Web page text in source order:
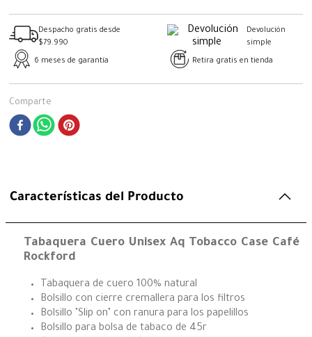
Despacho gratis desde
$79.990
Devolución
simple
6 meses de garantía Retira gratis en tienda
Comparte
Características del Producto
Tabaquera Cuero Unisex Aq Tobacco Case Café
Rockford
Tabaquera de cuero 100% natural
Bolsillo con cierre cremallera para los filtros
Bolsillo "Slip on" con ranura para los papelillos
Bolsillo para bolsa de tabaco de 45r